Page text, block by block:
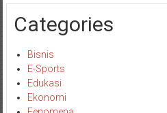
Categories
Bisnis
E-Sports
Edukasi
Ekonomi